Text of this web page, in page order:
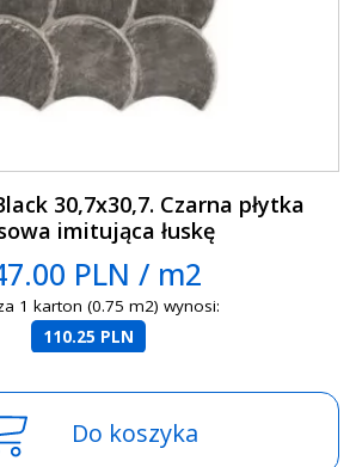
30,7x30,7. Czarna płytka
imitująca łuskę
PLN / m2
1 karton (0.75 m2) wynosi:
110.25 PLN
Do koszyka